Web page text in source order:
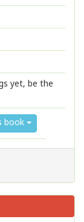
yet, be the
book